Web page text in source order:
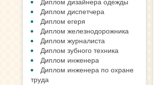
Диплом диспетчера
Диплом егеря
Диплом железнодорожника
Диплом журналиста
Диплом зубного техника
Диплом инженера
Диплом инженера по охране
труда